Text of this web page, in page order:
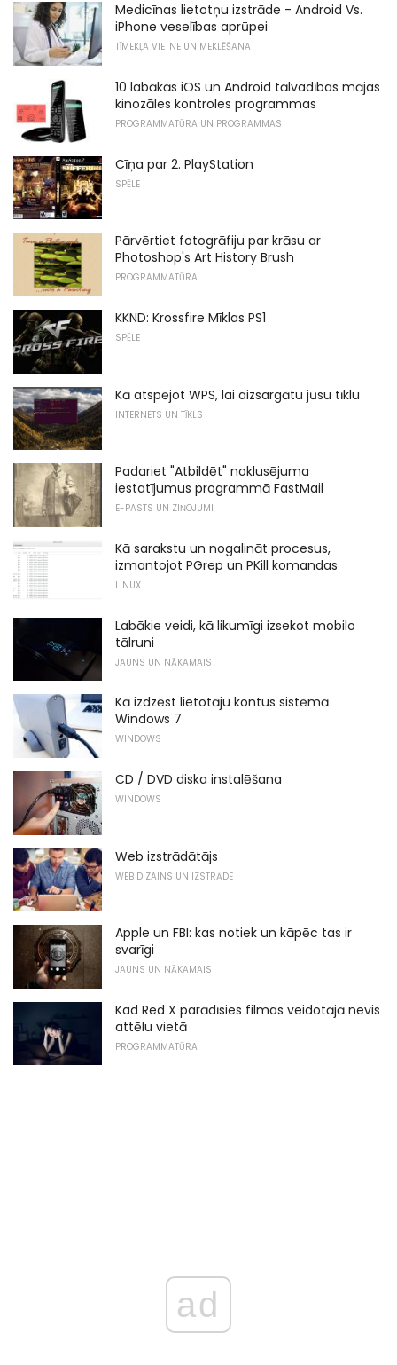
Medicīnas lietotņu izstrāde - Android Vs.
iPhone veselības aprūpei
TĪMEKĻA VIETNE UN MEKLĒŠANA
10 labākās iOS un Android tālvadības mājas
kinozāles kontroles programmas
PROGRAMMATŪRA UN PROGRAMMAS
Cīņa par 2. PlayStation
SPĒLE
Pārvērtiet fotogrāfiju par krāsu ar
Photoshop's Art History Brush
PROGRAMMATŪRA
KKND: Krossfire Mīklas PS1
SPĒLE
Kā atspējot WPS, lai aizsargātu jūsu tīklu
INTERNETS UN TĪKLS
Padariet "Atbildēt" noklusējuma
iestatījumus programmā FastMail
E-PASTS UN ZIŅOJUMI
Kā sarakstu un nogalināt procesus,
izmantojot PGrep un PKill komandas
LINUX
Labākie veidi, kā likumīgi izsekot mobilo
tālruni
JAUNS UN NĀKAMAIS
Kā izdzēst lietotāju kontus sistēmā
Windows 7
WINDOWS
CD / DVD diska instalēšana
WINDOWS
Web izstrādātājs
WEB DIZAINS UN IZSTRĀDE
Apple un FBI: kas notiek un kāpēc tas ir
svarīgi
JAUNS UN NĀKAMAIS
Kad Red X parādīsies filmas veidotājā nevis
attēlu vietā
PROGRAMMATŪRA
ad